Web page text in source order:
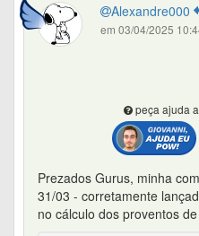
Alexandre000
em 03/04/2025
peça ajuda
Prezados Gurus, minha
31/03 - corretamente
no cálculo dos proventos